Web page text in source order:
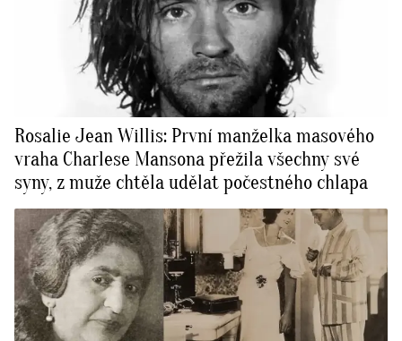
Rosalie Jean Willis: První manželka masového
vraha Charlese Mansona přežila všechny své
syny, z muže chtěla udělat počestného chlapa